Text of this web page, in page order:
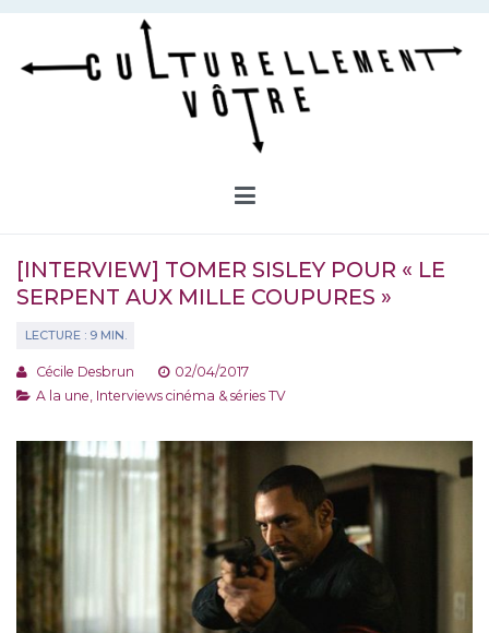
Aller
contenu
[INTERVIEW] TOMER SISLEY POUR « LE
SERPENT AUX MILLE COUPURES »
Cécile Desbrun
02/04/2017
A la une Interviews cinéma & séries TV